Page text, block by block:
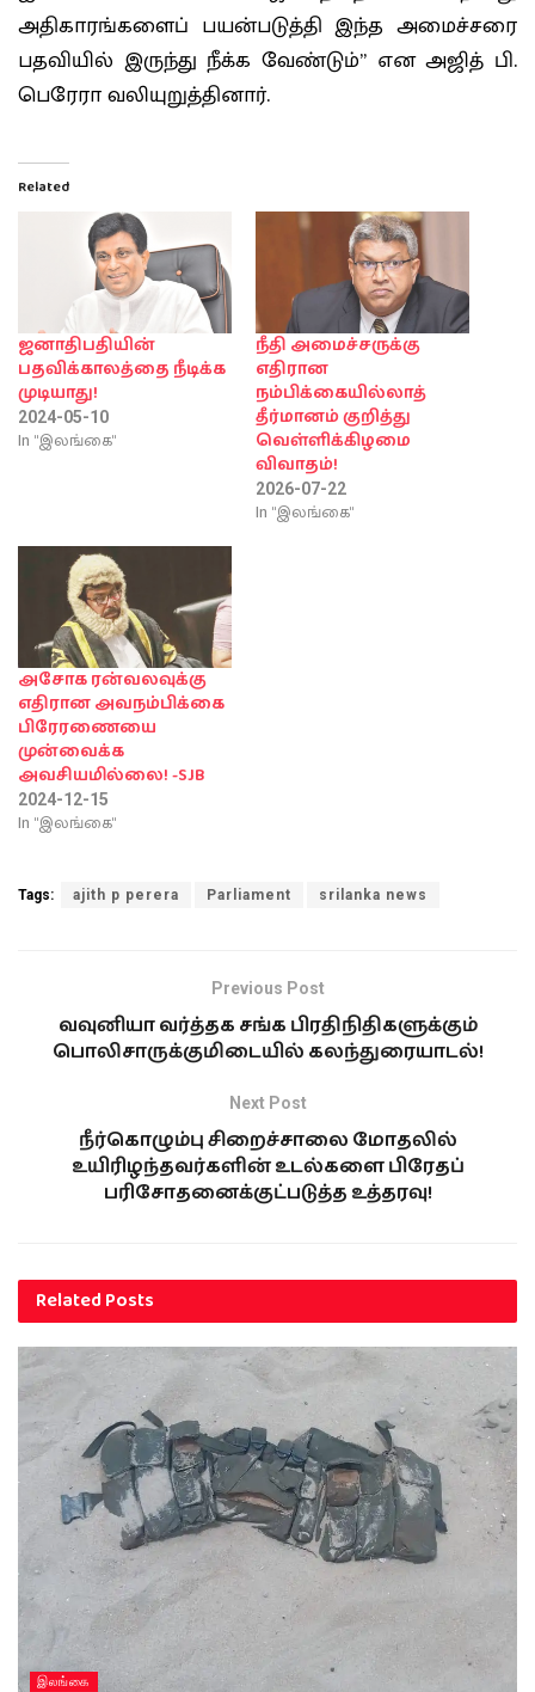
அதிகாரங்களைப் பயன்படுத்தி இந்த அமைச்சரை
பதவியில் இருந்து நீக்க வேண்டும்” என அஜித் பி.
பெரேரா வலியுறுத்தினார்.
Related
ஜனாதிபதியின்
பதவிக்காலத்தை நீடிக்க
முடியாது!
2024-05-10
In "இலங்கை"
நீதி அமைச்சருக்கு
எதிரான
நம்பிக்கையில்லாத்
தீர்மானம் குறித்து
வெள்ளிக்கிழமை
விவாதம்!
2026-07-22
In "இலங்கை"
அசோக ரன்வலவுக்கு
எதிரான அவநம்பிக்கை
பிரேரணையை
முன்வைக்க
அவசியமில்லை! -SJB
2024-12-15
In "இலங்கை"
Tags: ajith p perera Parliament srilanka news
Previous Post
வவுனியா வர்த்தக சங்க பிரதிநிதிகளுக்கும்
பொலிசாருக்குமிடையில் கலந்துரையாடல்!
Next Post
நீர்கொழும்பு சிறைச்சாலை மோதலில்
உயிரிழந்தவர்களின் உடல்களை பிரேதப்
பரிசோதனைக்குட்படுத்த உத்தரவு!
RelatedPosts
இலங்கை